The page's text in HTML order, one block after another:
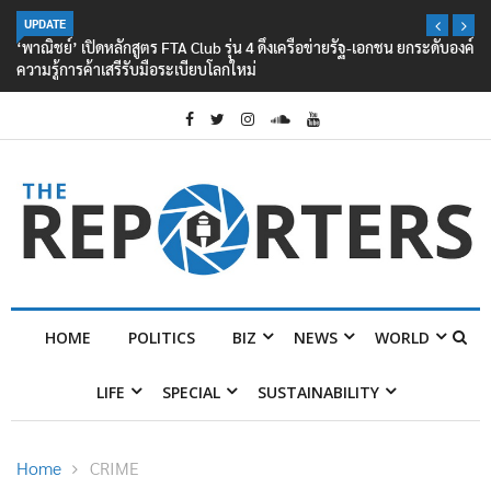
UPDATE
‘พาณิชย์’ เปิดหลักสูตร FTA Club รุ่น 4 ดึงเครือข่ายรัฐ-เอกชน ยกระดับองค์
ความรู้การค้าเสรีรับมือระเบียบโลกใหม่
HOME POLITICS BIZ NEWS WORLD
LIFE SPECIAL SUSTAINABILITY
Home CRIME